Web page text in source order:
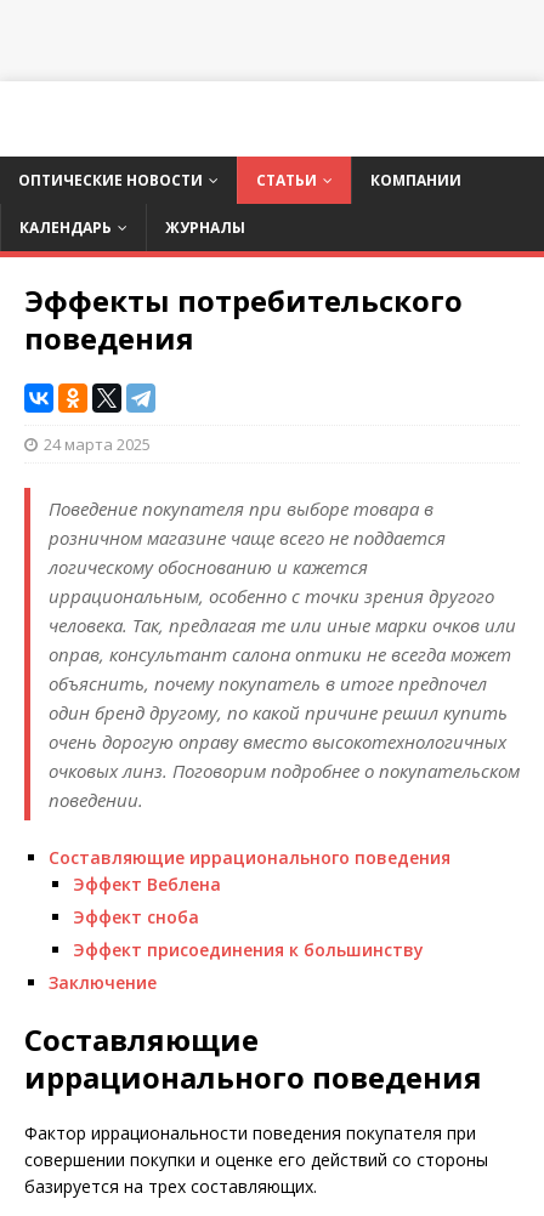
ОПТИЧЕСКИЕ НОВОСТИ СТАТЬИ КОМПАНИИ
КАЛЕНДАРЬ ЖУРНАЛЫ
Эффекты потребительского
поведения
24 марта 2025
Поведение покупателя при выборе товара в
розничном магазине чаще всего не поддается
логическому обоснованию и кажется
иррациональным, особенно с точки зрения другого
человека. Так, предлагая те или иные марки очков или
оправ, консультант салона оптики не всегда может
объяснить, почему покупатель в итоге предпочел
один бренд другому, по какой причине решил купить
очень дорогую оправу вместо высокотехнологичных
очковых линз. Поговорим подробнее о покупательском
поведении.
Составляющие иррационального поведения
Эффект Веблена
Эффект сноба
Эффект присоединения к большинству
Заключение
Составляющие
иррационального поведения
Фактор иррациональности поведения покупателя при
совершении покупки и оценке его действий со стороны
базируется на трех составляющих.